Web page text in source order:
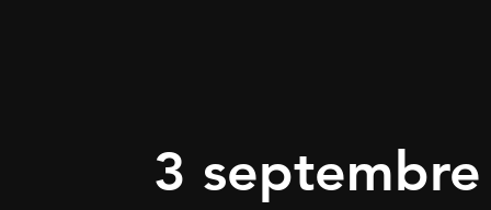
3 septembre